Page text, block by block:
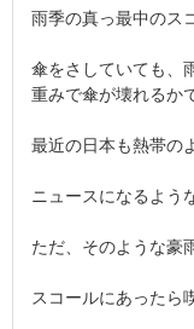
雨季の真っ最中のス
傘をさしていても、
重みで傘が壊れるか
最近の日本も熱帯の
ニュースになるよう
ただ、そのような豪
スコールにあったら